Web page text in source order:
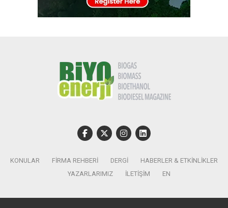
KONULAR FIRMA REHBERI DERGI
HABERLER & ETKINLIKLER
YAZARLARIMIZ
İLETIŞIM EN